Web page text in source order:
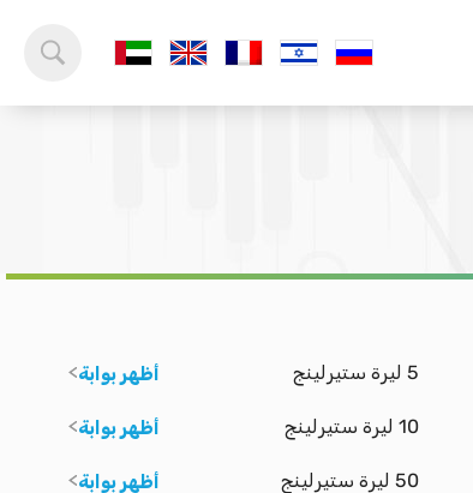
5 ليرة ستيرلينج أظهر بوابة
10 ليرة ستيرلينج أظهر بوابة
50 ليرة ستيرلينج أظهر بوابة